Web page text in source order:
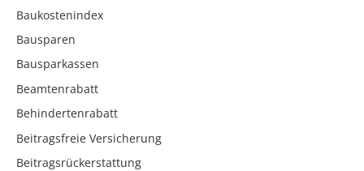
Baukostenindex
Bausparen
Bausparkassen
Beamtenrabatt
Behindertenrabatt
Beitragsfreie Versicherung
Beitragsrückerstattung